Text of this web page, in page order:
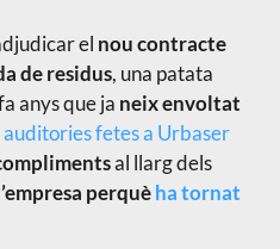
el nou contracte
de residus, una patata
anys que ja neix envoltat
auditories fetes a Urbaser
al llarg dels
perquèha tornat